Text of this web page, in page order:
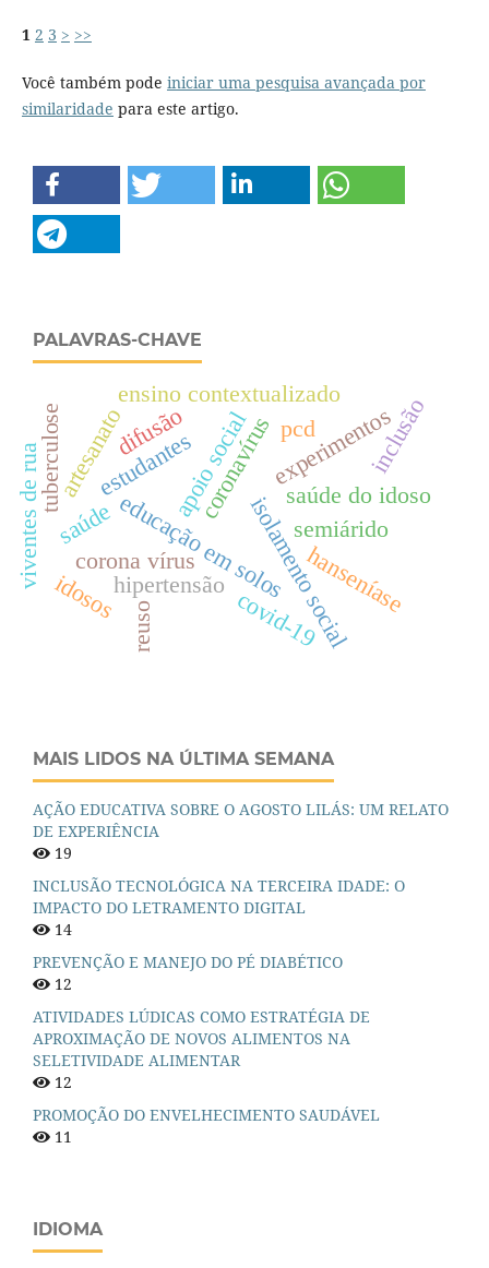
1 2 3 > >>
Você também pode iniciar uma pesquisa avançada por
similaridade para este artigo.
PALAVRAS-CHAVE
corona vírus isolamento social
semiárido
estudantesapoio social saúde do idoso
educação em solos
ensino contextualizado
coronavírusexperimentos
hipertensão
covid-19
saúde
artesanato
reuso
tuberculose
hanseníase
viventes de rua
idosos
inclusão
pcd
difusão
MAIS LIDOS NA ÚLTIMA SEMANA
AÇÃO EDUCATIVA SOBRE O AGOSTO LILÁS: UM RELATO
DE EXPERIÊNCIA
19
INCLUSÃO TECNOLÓGICA NA TERCEIRA IDADE: O
IMPACTO DO LETRAMENTO DIGITAL
14
PREVENÇÃO E MANEJO DO PÉ DIABÉTICO
12
ATIVIDADES LÚDICAS COMO ESTRATÉGIA DE
APROXIMAÇÃO DE NOVOS ALIMENTOS NA
SELETIVIDADE ALIMENTAR
12
PROMOÇÃO DO ENVELHECIMENTO SAUDÁVEL
11
IDIOMA